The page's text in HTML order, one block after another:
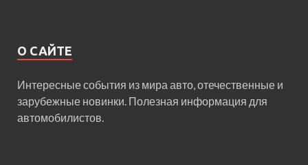
О САЙТЕ
Интересные события из мира авто, отечественные и
зарубежные новинки. Полезная информация для
автомобилистов.